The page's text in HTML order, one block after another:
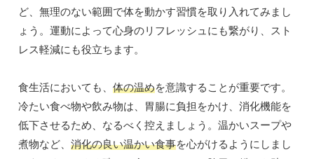
ど、無理のない範囲で体を動かす習慣を取り入れてみまし
ょう。運動によって心身のリフレッシュにも繋がり、スト
レス軽減にも役立ちます。
食生活においても、 体の温めを意識することが重要です。
冷たい食べ物や飲み物は、胃腸に負担をかけ、消化機能を
低下させるため、なるべく控えましょう。温かいスープや
煮物など、 消化の良い温かい食事を心がけるようにしまし